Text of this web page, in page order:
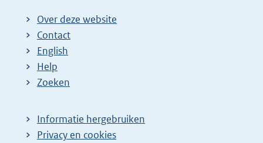
Over deze website
Contact
English
Help
Zoeken
Informatie hergebruiken
Privacy en cookies